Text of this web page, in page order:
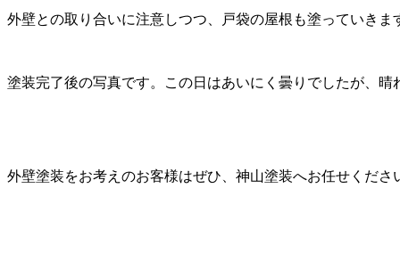
外壁との取り合いに注意しつつ、戸袋の屋根も塗っていきま
塗装完了後の写真です。この日はあいにく曇りでしたが、
外壁塗装をお考えのお客様はぜひ、神山塗装へお任せくださ